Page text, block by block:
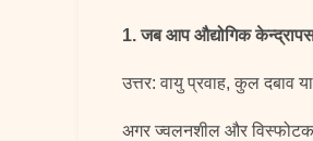
1. जब आप औद्योगिक
उत्तर: वायु प्रवाह, कुल दबाव
अगर ज्वलनशील और विस्फोटक